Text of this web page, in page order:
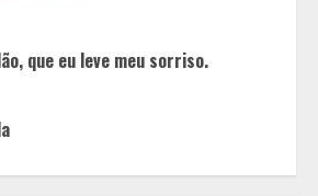
que eu leve meu sorriso.